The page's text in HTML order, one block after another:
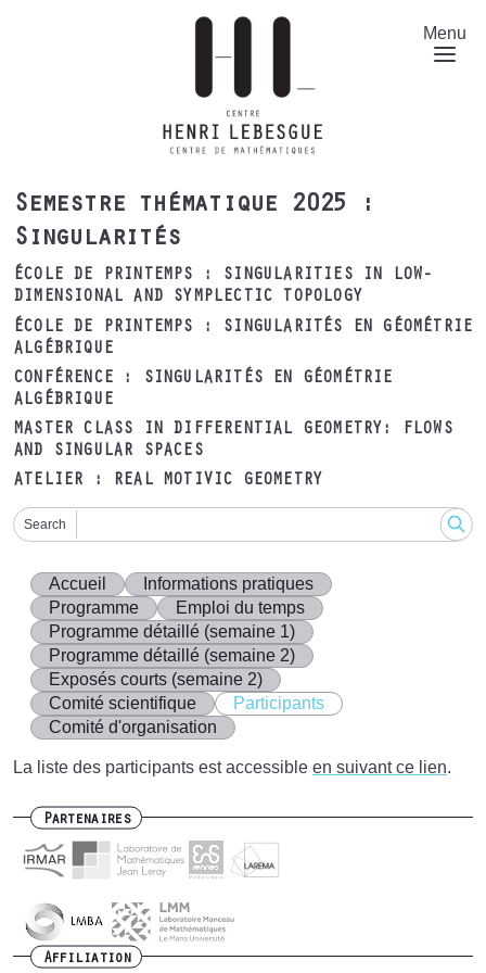
Menu
Semestre thématique 2025 :
Singularités
ÉCOLE DE PRINTEMPS : SINGULARITIES IN LOW-
DIMENSIONAL AND SYMPLECTIC TOPOLOGY
ÉCOLE DE PRINTEMPS : SINGULARITÉS EN GÉOMÉTRIE
ALGÉBRIQUE
CONFÉRENCE : SINGULARITÉS EN GÉOMÉTRIE
ALGÉBRIQUE
MASTER CLASS IN DIFFERENTIAL GEOMETRY: FLOWS
AND SINGULAR SPACES
ATELIER : REAL MOTIVIC GEOMETRY
Search
Accueil
Informations pratiques
Programme
Emploi du temps
Programme détaillé (semaine 1)
Programme détaillé (semaine 2)
Exposés courts (semaine 2)
Comité scientifique
Participants
Comité d'organisation
La liste des participants est accessible en suivant ce lien.
Partenaires
Affiliation